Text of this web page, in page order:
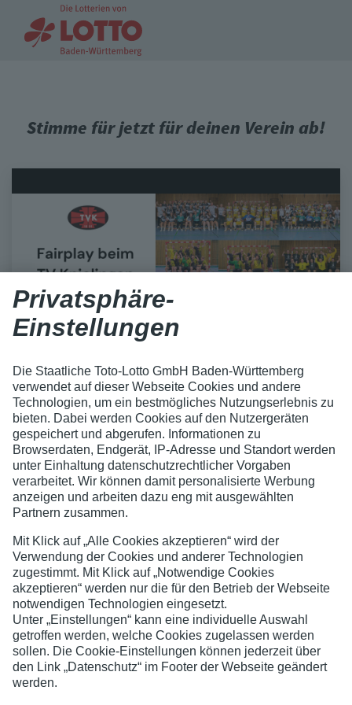
Stimme für jetzt für deinen Verein ab!
TV Knielingen 1891 e.V.
Jugend- und Spielerschutz Datenschutzerklärung
Impressum